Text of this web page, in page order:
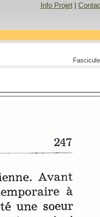
Info Projet|
Fascicule